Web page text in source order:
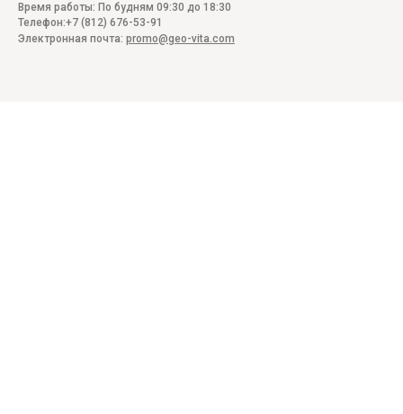
Время работы: По будням 09:30 до 18:30
Телефон:+7 (812) 676-53-91
Электронная почта: promo@geo-vita.com